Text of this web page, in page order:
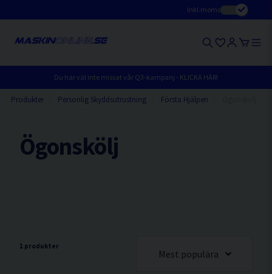
Inkl.moms
Du har väl inte missat vår Q3-kampanj - KLICKA HÄR!
Produkter Personlig Skyddsutrustning Första Hjälpen
Ögonskölj
1 produkter
Mest populära